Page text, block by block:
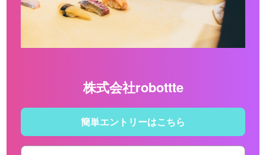
株式会社robottte
簡単エントリーはこちら